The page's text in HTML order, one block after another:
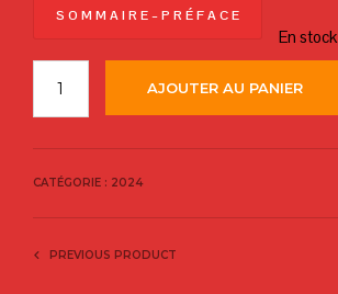
S O M M A I R E – P R É F A C E
En stock
AJOUTER AU PANIER
CATÉGORIE : 2024
PREVIOUS PRODUCT